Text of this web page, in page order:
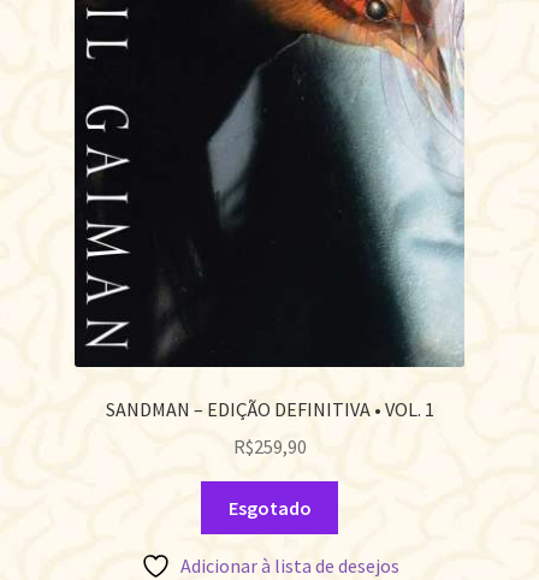
SANDMAN – EDIÇÃO DEFINITIVA • VOL. 1
R$259,90
Esgotado
Adicionar à lista de desejos